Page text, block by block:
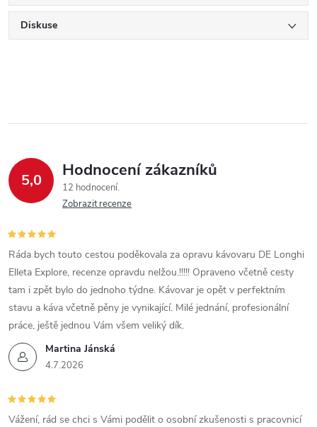
Diskuse
5,0 Hodnocení zákazníků
12 hodnocení
Zobrazit recenze
Martina Jánská
4.7.2026
Ráda bych touto cestou poděkovala za opravu kávovaru DE Longhi
Elleta Explore, recenze opravdu nelžou.!!!!! Opraveno včetně cesty
tam i zpět bylo do jednoho týdne. Kávovar je opět v perfektním
stavu a káva včetně pěny je vynikající. Milé jednání, profesionální
práce, ještě jednou Vám všem veliký dík.
Vážení, rád se chci s Vámi podělit o osobní zkušenosti s pracovnicí